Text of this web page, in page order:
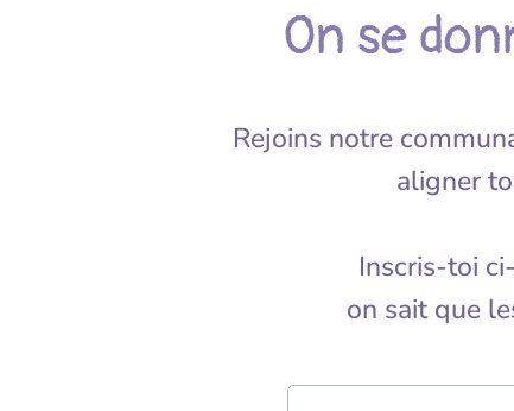
On se
Rejoins notre
aligner
Inscris-toi
on sait que